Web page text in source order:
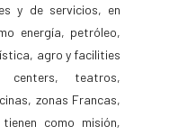
y de servicios, en
energía, petróleo,
agro y facilities
centers, teatros,
zonas Francas,
como misión,